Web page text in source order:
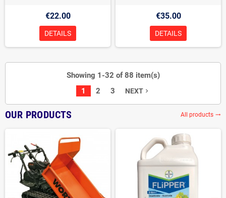
€22.00
DETAILS
€35.00
DETAILS
Showing 1-32 of 88 item(s)
1
2 3 NEXTnavigate_next
OUR PRODUCTS All products trending_flat